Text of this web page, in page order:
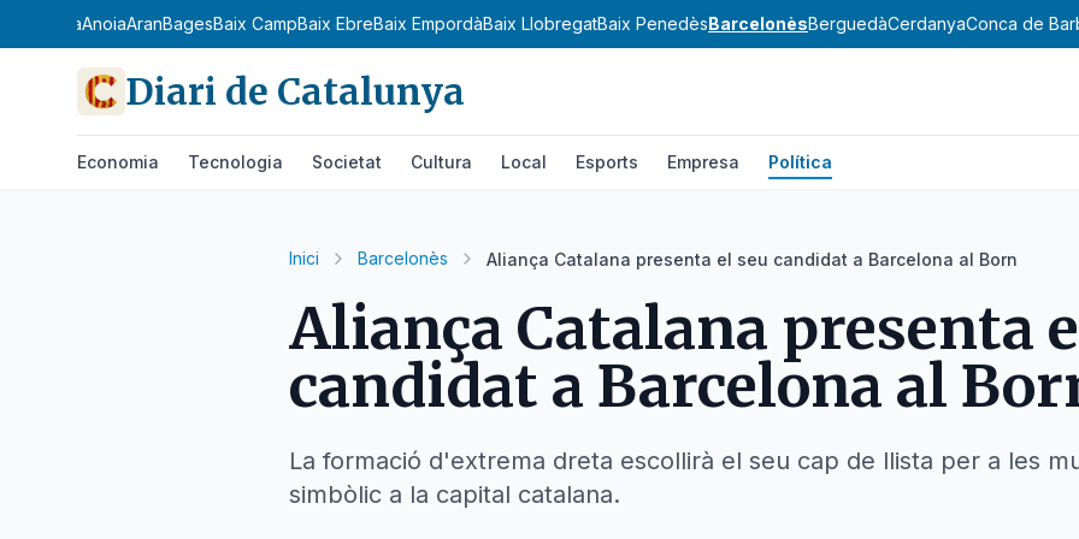
AnoiaAranBagesBaix CampBaix EbreBaix EmpordàBaix LlobregatBaix PenedèsBarcelonèsBerguedàCerdanyaConca de
Diari de Catalunya
Economia Tecnologia Societat Cultura Local Esports Empresa Política
Inici Barcelonès Aliança Catalana presenta el seu candidat a Barcelona al Born
Aliança Catalana presenta
candidat a Barcelona al
La formació d'extrema dreta escollirà el seu cap de llista per a les
simbòlic a la capital catalana.